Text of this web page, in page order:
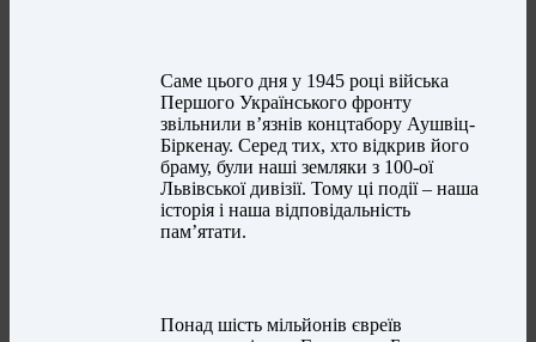
Саме цього дня у 1945 році війська
Першого Українського фронту
звільнили в’язнів концтабору Аушвіц-
Біркенау. Серед тих, хто відкрив його
браму, були наші земляки з 100-ої
Львівської дивізії. Тому ці події – наша
історія і наша відповідальність
пам’ятати.
Понад шість мільйонів євреїв